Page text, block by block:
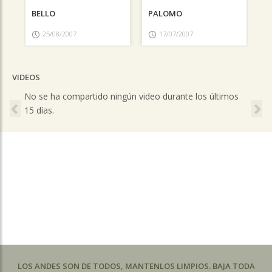
BELLO
25/08/2007
PALOMO
17/07/2007
VIDEOS
No se ha compartido ningún video durante los últimos
15 días.
Previous
LOS ANDES SON DE TODOS, MANTENLOS LIMPIOS. BAJA TODA